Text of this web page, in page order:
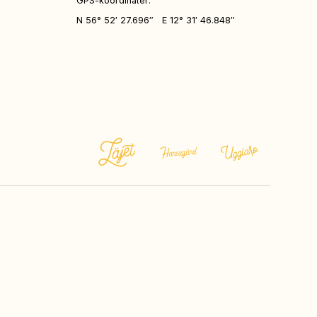
N 56° 52′ 27.696″ E 12° 31′ 46.848″